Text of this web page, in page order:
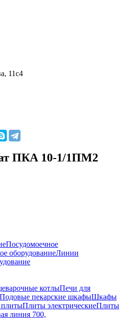
11с4
ПКА 10-1/1ПМ2
Посудомоечное
оборудованиеЛинии
котлыПечи для
Подовые пекарские шкафыШкафы
Плиты электрическиеПлиты
линия 700,